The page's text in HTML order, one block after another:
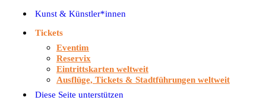
Kunst & Künstler*innen
Tickets
Eventim
Reservix
Eintrittskarten weltweit
Ausflüge, Tickets & Stadtführungen weltweit
Diese Seite unterstützen